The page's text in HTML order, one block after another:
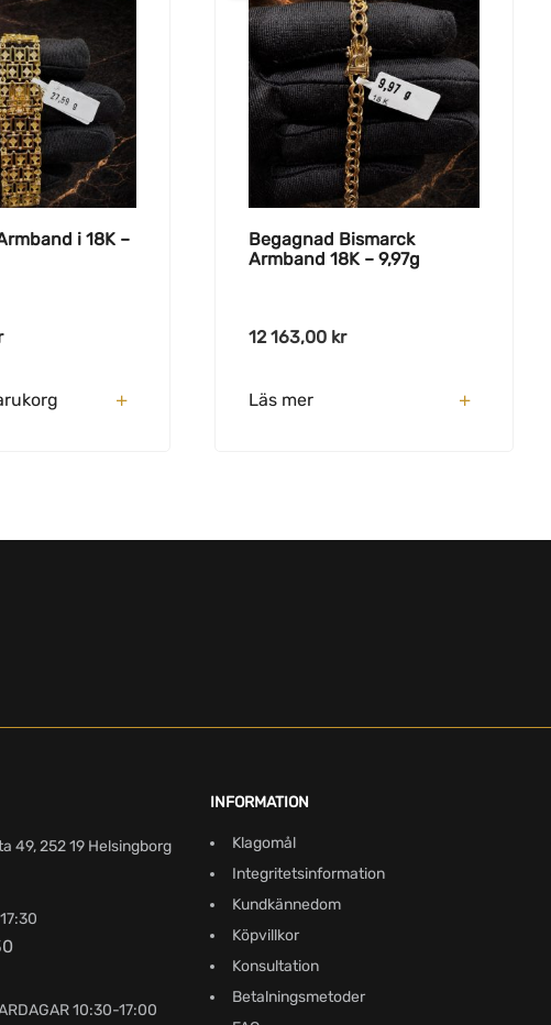
i 18K –
Begagnad Bismarck
Armband 18K – 9,97g
12 163,00 kr
Läs mer
49, 252 19 Helsingborg
10:30-17:00
INFORMATION
Klagomål
Integritetsinformation
Kundkännedom
Köpvillkor
Konsultation
Betalningsmetoder